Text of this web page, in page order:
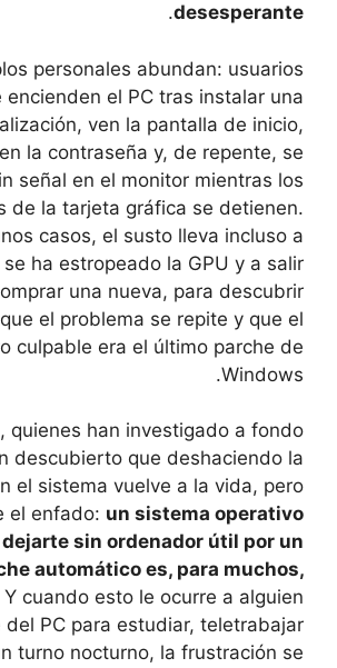
desesperante
.
personales abundan: usuarios
encienden el PC tras instalar una
ven la pantalla de inicio,
la contraseña y, de repente, se
señal en el monitor mientras los
de la tarjeta gráfica se detienen.
casos, el susto lleva incluso a
ha estropeado la GPU y a salir
una nueva, para descubrir
el problema se repite y que el
culpable era el último parche de
Windows.
quienes han investigado a fondo
descubierto que deshaciendo la
el sistema vuelve a la vida, pero
el enfado: un sistema operativo
sin ordenador útil por un
automático es, para muchos,
Y cuando esto le ocurre a alguien
del PC para estudiar, teletrabajar
turno nocturno, la frustración se